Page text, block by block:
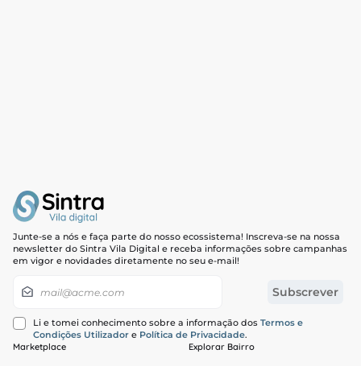
Junte-se a nós e faça parte do nosso ecossistema! Inscreva-se na nossa
newsletter do Sintra Vila Digital e receba informações sobre campanhas
em vigor e novidades diretamente no seu e-mail!
Subscrever
Li e tomei conhecimento sobre a informação dos Termos e
Condições Utilizador e Política de Privacidade.
Marketplace
Explorar Bairro